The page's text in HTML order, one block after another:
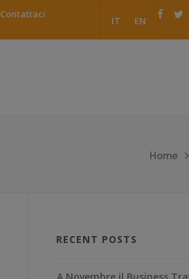
IT EN
Contattaci
Home
RECENT POSTS
A Novembre il Business